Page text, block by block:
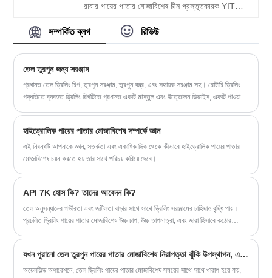
রাবার পায়ের পাতার মোজাবিশেষ চীন প্রস্তুতকারক YITAI
হাইড্রোলিক রাবার হোস কিনুন যা কম দামে সরাসরি উচ্চ
মানের। আমরা অনেক বছর ধরে পায়ের পাতার মোজাবিশেষ
উত্পাদন বিশেষ করা হয়েছে. আমাদের পণ্যগুলির একটি ভাল
মূল্য সুবিধা রয়েছে এবং বেশিরভাগ ইউরোপীয় এবং
দীর্ঘমেয়াদী অংশীদার হওয়ার জন্য উন্মুখ।
সম্পর্কিত ব্লগ রিভিউ
তেল তুরপুন জন্য সরঞ্জাম
প্রধানত তেল ড্রিলিং রিগ, তুরপুন সরঞ্জাম, তুরপুন যন্ত্র, এবং সহায়ক সরঞ্জাম সহ। রোটারি ড্রিলিং
পদ্ধতিতে ব্যবহৃত ড্রিলিং রিগটিতে প্রধানত একটি মাস্তুল এবং উত্তোলন ডিভাইস, একটি পাওয়ার
হাইড্রোলিক পায়ের পাতার মোজাবিশেষ সম্পর্কে জ্ঞান
এই নিবন্ধটি আপনাকে জ্ঞান, সতর্কতা এবং একাধিক দিক থেকে কীভাবে হাইড্রোলিক পায়ের পাতার
মোজাবিশেষ চয়ন করতে হয় তার সাথে পরিচয় করিয়ে দেবে।
API 7K হোস কি? তাদের আবেদন কি?
তেল অনুসন্ধানের গভীরতা এবং জটিলতা বাড়ার সাথে সাথে ড্রিলিং সরঞ্জামের চাহিদাও বৃদ্ধি পায়।
প্রচলিত ড্রিলিং পায়ের পাতার মোজাবিশেষ উচ্চ চাপ, উচ্চ তাপমাত্রা, এবং জারা হিসাবে কঠোর
যখন পুরানো তেল তুরপুন পায়ের পাতার মোজাবিশেষ নিরাপত্তা ঝুঁকি উপস্থাপন, এটি নতুন দিয়ে প্রতিস্থাপন করা বা তাদের পুনর্নবীকরণ করা আরো ব্যয়-কার্যকর?
অয়েলফিল্ড অপারেশনে, তেল ড্রিলিং পায়ের পাতার মোজাবিশেষ সময়ের সাথে সাথে খারাপ হয়ে যায়,